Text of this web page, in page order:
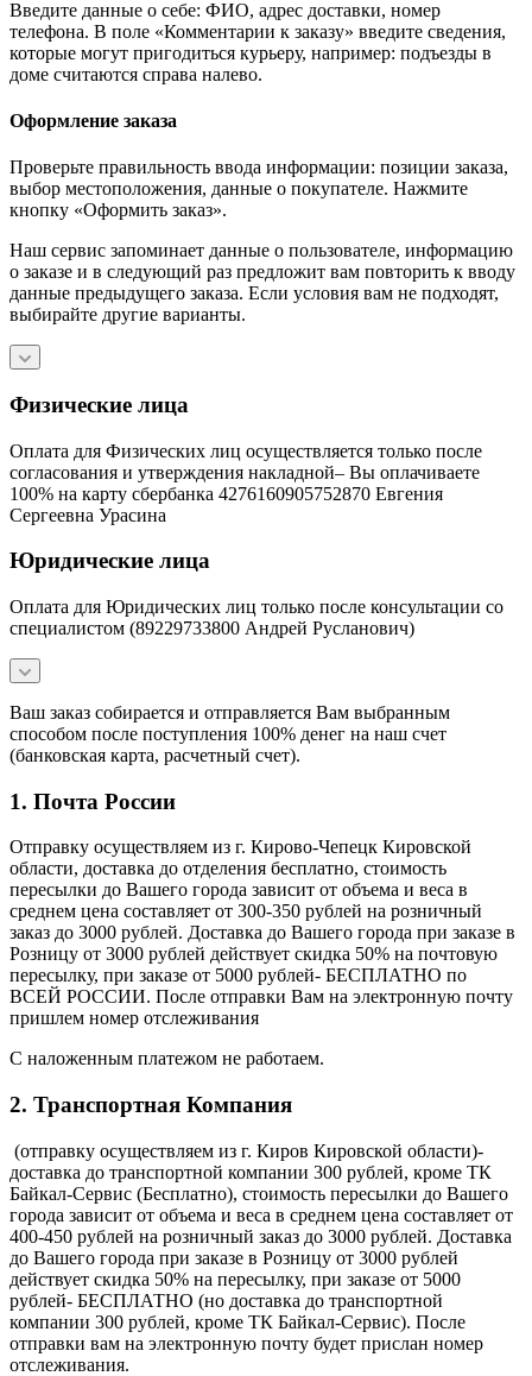
Введите данные о себе: ФИО, адрес доставки, номер
телефона. В поле «Комментарии к заказу» введите сведения,
которые могут пригодиться курьеру, например: подъезды в
доме считаются справа налево.
Оформление заказа
Проверьте правильность ввода информации: позиции заказа,
выбор местоположения, данные о покупателе. Нажмите
кнопку «Оформить заказ».
Наш сервис запоминает данные о пользователе, информацию
о заказе и в следующий раз предложит вам повторить к вводу
данные предыдущего заказа. Если условия вам не подходят,
выбирайте другие варианты.
Физические лица
Оплата для Физических лиц осуществляется только после
согласования и утверждения накладной– Вы оплачиваете
100% на карту сбербанка 4276160905752870 Евгения
Сергеевна Урасина
Юридические лица
Оплата для Юридических лиц только после консультации со
специалистом (89229733800 Андрей Русланович)
Ваш заказ собирается и отправляется Вам выбранным
способом после поступления 100% денег на наш счет
(банковская карта, расчетный счет).
1. Почта России
Отправку осуществляем из г. Кирово-Чепецк Кировской
области, доставка до отделения бесплатно, стоимость
пересылки до Вашего города зависит от объема и веса в
среднем цена составляет от 300-350 рублей на розничный
заказ до 3000 рублей. Доставка до Вашего города при заказе в
Розницу от 3000 рублей действует скидка 50% на почтовую
пересылку, при заказе от 5000 рублей- БЕСПЛАТНО по
ВСЕЙ РОССИИ. После отправки Вам на электронную почту
пришлем номер отслеживания
С наложенным платежом не работаем.
2. Транспортная Компания
(отправку осуществляем из г. Киров Кировской области)-
доставка до транспортной компании 300 рублей, кроме ТК
Байкал-Сервис (Бесплатно), стоимость пересылки до Вашего
города зависит от объема и веса в среднем цена составляет от
400-450 рублей на розничный заказ до 3000 рублей. Доставка
до Вашего города при заказе в Розницу от 3000 рублей
действует скидка 50% на пересылку, при заказе от 5000
рублей- БЕСПЛАТНО (но доставка до транспортной
компании 300 рублей, кроме ТК Байкал-Сервис). После
отправки вам на электронную почту будет прислан номер
отслеживания.